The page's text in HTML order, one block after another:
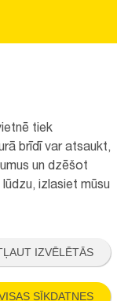
slimnīcas fonda
tiek
brīdī var atsaukt,
un dzēšot
izlasiet mūsu
IZVĒLĒTĀS
SĪKDATNES